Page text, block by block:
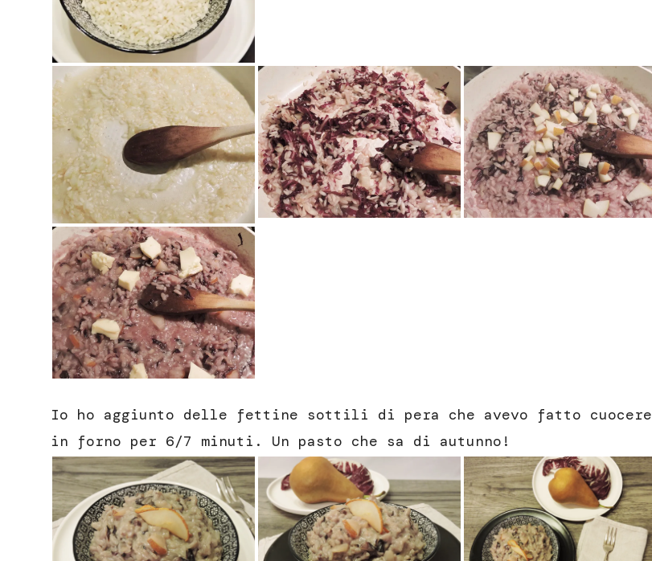
Io ho aggiunto delle fettine sottili di pera che avevo fatto cuocere
in forno per 6/7 minuti. Un pasto che sa di autunno!